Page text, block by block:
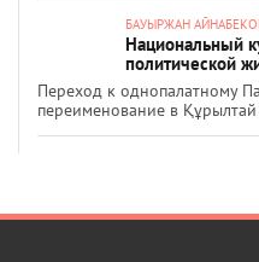
БАУЫРЖАН
Национальный
политической
Переход к однопалатному
переименование в Құрылтай